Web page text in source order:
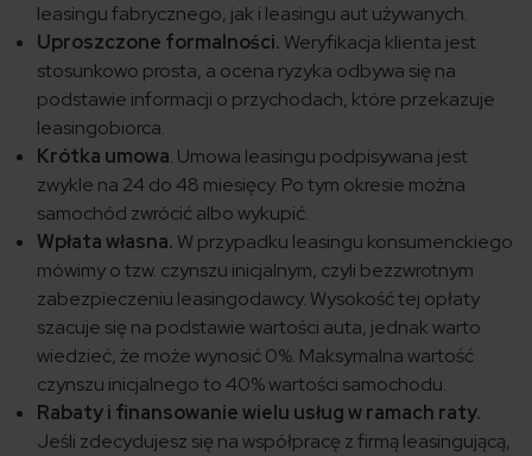
leasingu fabrycznego, jak i leasingu aut używanych.
Uproszczone formalności. Weryfikacja klienta jest
stosunkowo prosta, a ocena ryzyka odbywa się na
podstawie informacji o przychodach, które przekazuje
leasingobiorca.
Krótka umowa. Umowa leasingu podpisywana jest
zwykle na 24 do 48 miesięcy. Po tym okresie można
samochód zwrócić albo wykupić.
Wpłata własna. W przypadku leasingu konsumenckiego
mówimy o tzw. czynszu inicjalnym, czyli bezzwrotnym
zabezpieczeniu leasingodawcy. Wysokość tej opłaty
szacuje się na podstawie wartości auta, jednak warto
wiedzieć, że może wynosić 0%. Maksymalna wartość
czynszu inicjalnego to 40% wartości samochodu.
Rabaty i finansowanie wielu usług w ramach raty.
Jeśli zdecydujesz się na współpracę z firmą leasingującą,